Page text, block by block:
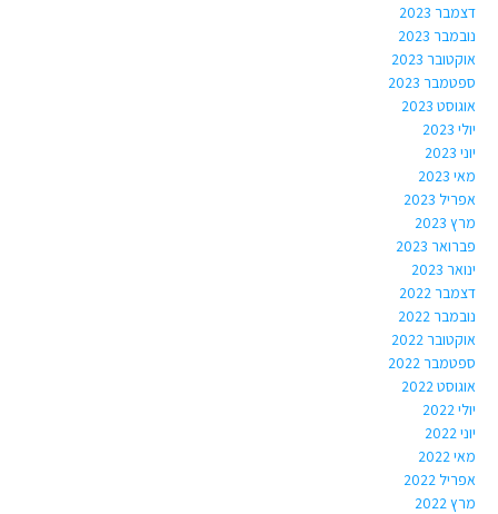
דצמבר 2023
נובמבר 2023
אוקטובר 2023
ספטמבר 2023
אוגוסט 2023
יולי 2023
יוני 2023
מאי 2023
אפריל 2023
מרץ 2023
פברואר 2023
ינואר 2023
דצמבר 2022
נובמבר 2022
אוקטובר 2022
ספטמבר 2022
אוגוסט 2022
יולי 2022
יוני 2022
מאי 2022
אפריל 2022
מרץ 2022